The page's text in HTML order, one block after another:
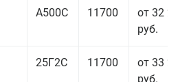
А500С 11700
от 32
руб.
25Г2С 11700
от 33
руб.